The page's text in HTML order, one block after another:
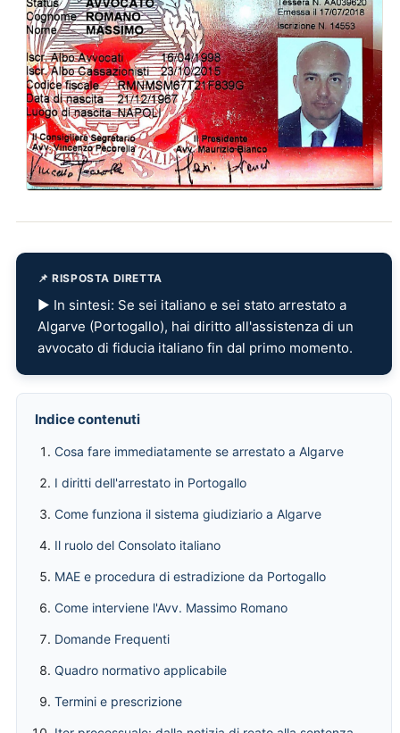
📌 RISPOSTA DIRETTA
▶ In sintesi: Se sei italiano e sei stato arrestato a
Algarve (Portogallo), hai diritto all'assistenza di un
avvocato di fiducia italiano fin dal primo momento.
Indice contenuti
Cosa fare immediatamente se arrestato a Algarve
I diritti dell'arrestato in Portogallo
Come funziona il sistema giudiziario a Algarve
Il ruolo del Consolato italiano
MAE e procedura di estradizione da Portogallo
Come interviene l'Avv. Massimo Romano
Domande Frequenti
Quadro normativo applicabile
Termini e prescrizione